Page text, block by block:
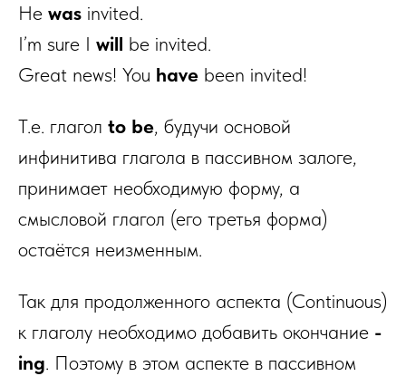
He was invited.
I’m sure I will be invited.
Great news! You have been invited!
Т.е. глагол to be, будучи основой
инфинитива глагола в пассивном залоге,
принимает необходимую форму, а
смысловой глагол (его третья форма)
остаётся неизменным.
Так для продолженного аспекта (Continuous)
к глаголу необходимо добавить окончание -
ing. Поэтому в этом аспекте в пассивном